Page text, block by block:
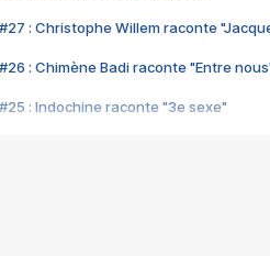
#27 : Christophe Willem raconte
#26 : Chimène Badi raconte "Entre
#25 : Indochine raconte "3e sexe"